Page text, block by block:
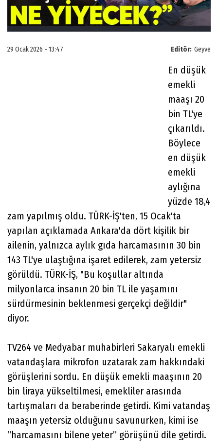
Editör: Geyve
29 Ocak 2026 - 13:47
En düşük
emekli
maaşı 20
bin TL'ye
çıkarıldı.
Böylece
en düşük
emekli
aylığına
yüzde 18,4
zam yapılmış oldu. TÜRK-İŞ'ten, 15 Ocak'ta
yapılan açıklamada Ankara'da dört kişilik bir
ailenin, yalnızca aylık gıda harcamasının 30 bin
143 TL'ye ulaştığına işaret edilerek, zam yetersiz
görüldü. TÜRK-İŞ, "Bu koşullar altında
milyonlarca insanın 20 bin TL ile yaşamını
sürdürmesinin beklenmesi gerçekçi değildir"
diyor.
TV264 ve Medyabar muhabirleri Sakaryalı emekli
vatandaşlara mikrofon uzatarak zam hakkındaki
görüşlerini sordu. En düşük emekli maaşının 20
bin liraya yükseltilmesi, emekliler arasında
tartışmaları da beraberinde getirdi. Kimi vatandaş
maaşın yetersiz olduğunu savunurken, kimi ise
“harcamasını bilene yeter” görüşünü dile getirdi.